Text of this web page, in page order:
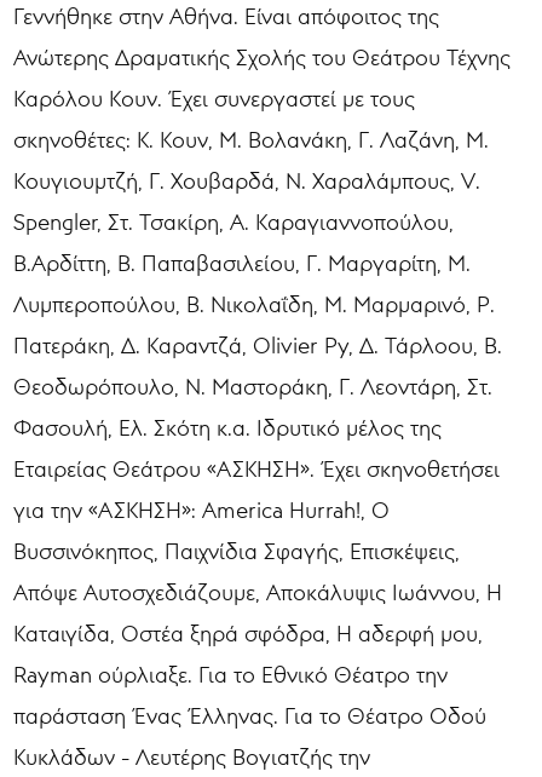
Γεννήθηκε στην Αθήνα. Είναι απόφοιτος της
Ανώτερης Δραματικής Σχολής του Θεάτρου Τέχνης
Καρόλου Κουν. Έχει συνεργαστεί με τους
σκηνοθέτες: Κ. Κουν, Μ. Βολανάκη, Γ. Λαζάνη, Μ.
Κουγιουμτζή, Γ. Χουβαρδά, Ν. Χαραλάμπους, V.
Spengler, Στ. Τσακίρη, Α. Καραγιαννοπούλου,
Β.Αρδίττη, Β. Παπαβασιλείου, Γ. Μαργαρίτη, Μ.
Λυμπεροπούλου, Β. Νικολαΐδη, Μ. Μαρμαρινό, Ρ.
Πατεράκη, Δ. Καραντζά, Olivier Py, Δ. Τάρλοου, Β.
Θεοδωρόπουλο, N. Μαστοράκη, Γ. Λεοντάρη, Στ.
Φασουλή, Ελ. Σκότη κ.α. Ιδρυτικό μέλος της
Εταιρείας Θεάτρου «ΑΣΚΗΣΗ». Έχει σκηνοθετήσει
για την «ΑΣΚΗΣΗ»: America Hurrah!, Ο
Βυσσινόκηπος, Παιχνίδια Σφαγής, Επισκέψεις,
Απόψε Αυτοσχεδιάζουμε, Αποκάλυψις Ιωάννου, Η
Καταιγίδα, Οστέα ξηρά σφόδρα, Η αδερφή μου,
Rayman ούρλιαξε. Για το Εθνικό Θέατρο την
παράσταση Ένας Έλληνας. Για το Θέατρο Οδού
Κυκλάδων - Λευτέρης Βογιατζής την